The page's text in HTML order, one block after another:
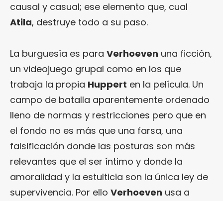
causal y casual; ese elemento que, cual
Atila, destruye todo a su paso.
La burguesía es para Verhoeven una ficción,
un videojuego grupal como en los que
trabaja la propia Huppert en la película. Un
campo de batalla aparentemente ordenado
lleno de normas y restricciones pero que en
el fondo no es más que una farsa, una
falsificación donde las posturas son más
relevantes que el ser íntimo y donde la
amoralidad y la estulticia son la única ley de
supervivencia. Por ello Verhoeven usa a